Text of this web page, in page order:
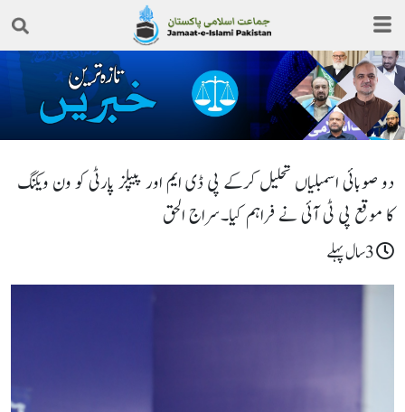
دو صوبائی اسمبلیاں تحلیل کرکے پی ڈی ایم اور پیپلز پارٹی کو ون ویلنگ
کا موقع پی ٹی آئی نے فراہم کیا۔سراج الحق